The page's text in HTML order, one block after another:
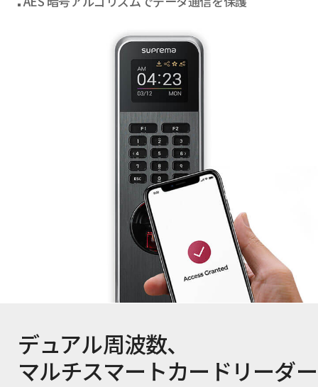
デュアル周波数、
マルチスマートカードリーダー